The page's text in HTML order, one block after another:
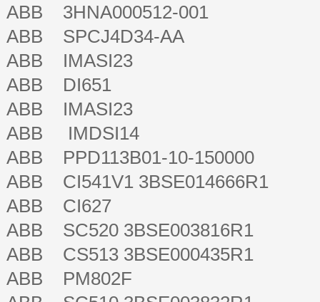
ABB 3HNA000512-001
ABB SPCJ4D34-AA
ABB IMASI23
ABB DI651
ABB IMASI23
ABB IMDSI14
ABB PPD113B01-10-150000
ABB CI541V1 3BSE014666R1
ABB CI627
ABB SC520 3BSE003816R1
ABB CS513 3BSE000435R1
ABB PM802F